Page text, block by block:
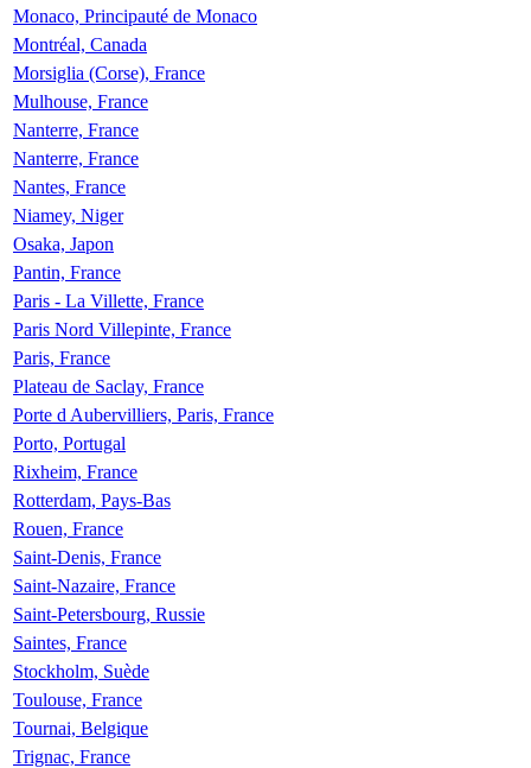
Monaco, Principauté de Monaco
Montréal, Canada
Morsiglia (Corse), France
Mulhouse, France
Nanterre, France
Nanterre, France
Nantes, France
Niamey, Niger
Osaka, Japon
Pantin, France
Paris - La Villette, France
Paris Nord Villepinte, France
Paris, France
Plateau de Saclay, France
Porte d Aubervilliers, Paris, France
Porto, Portugal
Rixheim, France
Rotterdam, Pays-Bas
Rouen, France
Saint-Denis, France
Saint-Nazaire, France
Saint-Petersbourg, Russie
Saintes, France
Stockholm, Suède
Toulouse, France
Tournai, Belgique
Trignac, France